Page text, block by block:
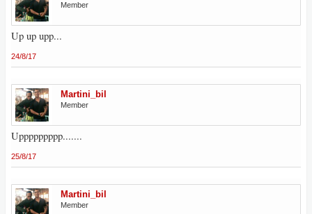
Member
Up up upp...
24/8/17
Martini_bil
Member
Uppppppppp.......
25/8/17
Martini_bil
Member